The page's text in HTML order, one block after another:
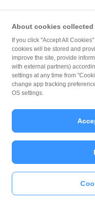
コンタクトレス決済は、名
す」だけで決済が完了する
も支払いの手続きが楽で
払いの手間がかかりません
ただし、それだけ簡単に支
り、盗まれたりしたとき
About cookies
If you click "Accept All
cookies will be stored and
improve the site, provide
with external partners)
settings at any time from
change app tracking
OS settings.